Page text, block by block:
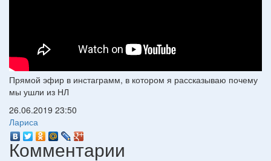
Прямой эфир в инстаграмм, в котором я рассказываю почему
мы ушли из НЛ
26.06.2019 23:50
Лариса
Комментарии